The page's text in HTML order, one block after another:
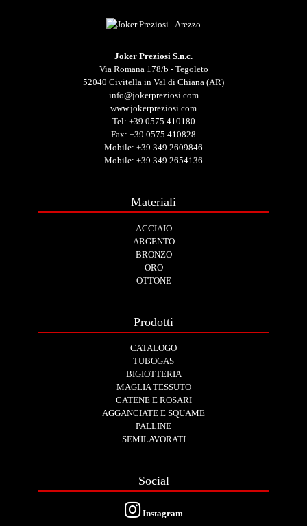
Joker Preziosi S.n.c.
Via Romana 178/b - Tegoleto
52040 Civitella in Val di Chiana (AR)
info@jokerpreziosi.com
www.jokerpreziosi.com
Tel: +39.0575.410180
Fax: +39.0575.410828
Mobile: +39.349.2609846
Mobile: +39.349.2654136
Materiali
ACCIAIO
ARGENTO
BRONZO
ORO
OTTONE
Prodotti
CATALOGO
TUBOGAS
BIGIOTTERIA
MAGLIA TESSUTO
CATENE E ROSARI
AGGANCIATE E SQUAME
PALLINE
SEMILAVORATI
Social
Instagram